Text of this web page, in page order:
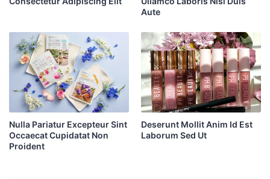
Aute
Nulla Pariatur Excepteur Sint
Occaecat Cupidatat Non
Proident
Deserunt Mollit Anim Id Est
Laborum Sed Ut